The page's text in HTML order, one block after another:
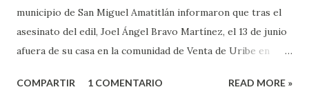
municipio de San Miguel Amatitlán informaron que tras el
asesinato del edil, Joel Ángel Bravo Martínez, el 13 de junio
afuera de su casa en la comunidad de Venta de Uribe en
el que tome protesta para poder concluir el gobierno
COMPARTIR 1 COMENTARIO READ MORE »